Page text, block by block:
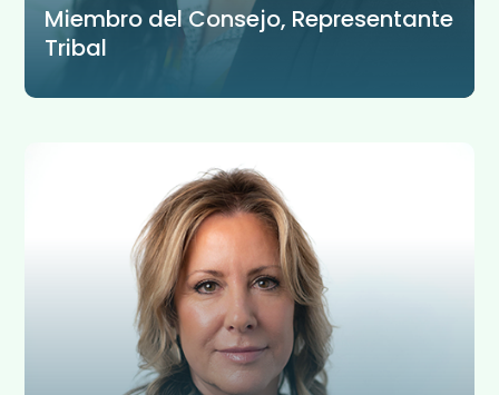
Miembro del Consejo, Representante
Tribal